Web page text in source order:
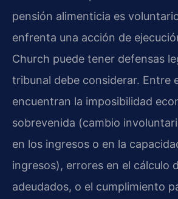
pensión alimenticia es
enfrenta una acción de
Church puede tener defensas
tribunal debe considerar. Entre
encuentran la imposibilidad
sobrevenida (cambio
en los ingresos o en la
ingresos), errores en el cálculo
adeudados, o el cumplimiento